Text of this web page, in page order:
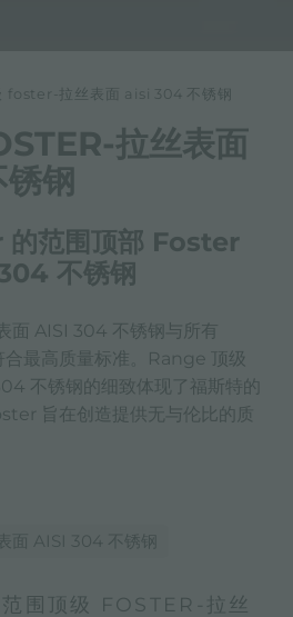
foster-拉丝表面 aisi 304 不锈钢
拉丝表面
钢
范围顶部 Foster
不锈钢
面 AISI 304 不锈钢与所有
最高质量标准。Range 顶级
不锈钢的细致体现了福斯特的
旨在创造提供无与伦比的质
面 AISI 304 不锈钢
围顶级 FOSTER-拉丝